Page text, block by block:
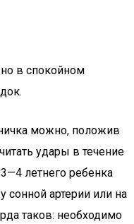
в спокойном
можно, положив
удары в течение
летнего ребенка
сонной артерии или на
таков: необходимо